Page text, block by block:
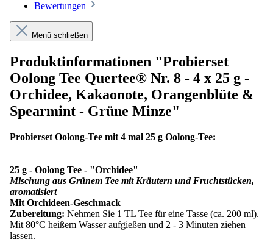
Bewertungen
Menü schließen
Produktinformationen "Probierset
Oolong Tee Quertee® Nr. 8 - 4 x 25 g -
Orchidee, Kakaonote, Orangenblüte &
Spearmint - Grüne Minze"
Probierset Oolong-Tee mit 4 mal 25 g Oolong-Tee:
25 g - Oolong Tee - "Orchidee"
Mischung aus Grünem Tee mit Kräutern und Fruchtstücken,
aromatisiert
Mit Orchideen-Geschmack
Zubereitung: Nehmen Sie 1 TL Tee für eine Tasse (ca. 200 ml).
Mit 80°C heißem Wasser aufgießen und 2 - 3 Minuten ziehen
lassen.